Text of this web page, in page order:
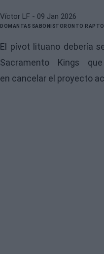
Víctor LF - 09 Jan 2026
DOMANTAS SABONISTORONTO
El pívot lituano debería
Sacramento Kings
en cancelar el proyecto